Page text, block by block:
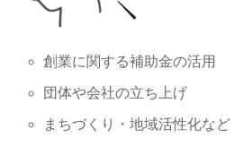
創業に関する補助金の活用
団体や会社の立ち上げ
まちづくり・地域活性化など